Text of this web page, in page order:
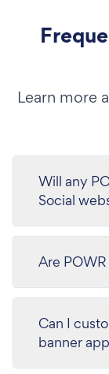
Learn more
Will any
Social
Are
Can I
banner